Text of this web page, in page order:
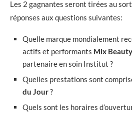
Les 2 gagnantes seront tirées au
réponses aux questions suivantes:
Quelle marque mondialement
actifs et performants Mix Beauty
partenaire en soin Institut ?
Quelles prestations sont
du Jour?
Quels sont les horaires